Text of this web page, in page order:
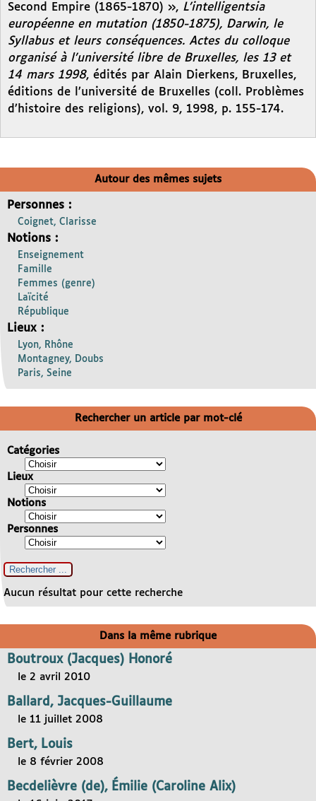
Second Empire (1865-1870) », L’intelligentsia
européenne en mutation (1850-1875), Darwin, le
Syllabus et leurs conséquences. Actes du colloque
organisé à l’université libre de Bruxelles, les 13 et
14 mars 1998, édités par Alain Dierkens, Bruxelles,
éditions de l’université de Bruxelles (coll. Problèmes
d’histoire des religions), vol. 9, 1998, p. 155-174.
Autour des mêmes sujets
Personnes :
Coignet, Clarisse
Notions :
Enseignement
Famille
Femmes (genre)
Laïcité
République
Lieux :
Lyon, Rhône
Montagney, Doubs
Paris, Seine
Rechercher un article par mot-clé
Catégories
Lieux
Notions
Personnes
Aucun résultat pour cette recherche
Dans la même rubrique
Boutroux (Jacques) Honoré
le 2 avril 2010
Ballard, Jacques-Guillaume
le 11 juillet 2008
Bert, Louis
le 8 février 2008
Becdelièvre (de), Émilie (Caroline Alix)